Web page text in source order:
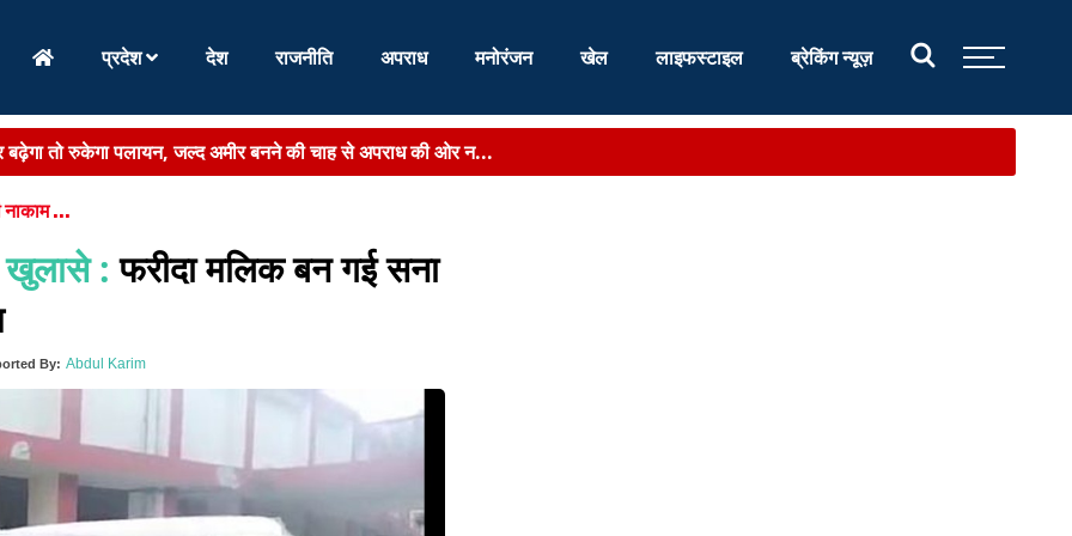
प्रदेश देश राजनीति अपराध मनोरंजन खेल लाइफस्टाइल ब्रेकिंग न्यूज़
बढ़ेगा तो रुकेगा पलायन, जल्द अमीर बनने की चाह से अपराध की ओर न...
को लेकर दिल्ली में अहम बैठक...
की रोशनी बची, IGIMS में लेजर इलाज से मां के चेहर...
में छात्रों का हंगामा, डिग्री मंच से देने ...
खनन बंद,सरकार को 153 करोड़ का राजस्व नुकसान...
रुपये, बिहार पर्यटन विभाग ने इंफ्लुएंसर्स के लिए शुरू की प्रतिय...
नाकाम ...
खुलासे :फरीदा मलिक बन गई सना
By: Abdul Karim